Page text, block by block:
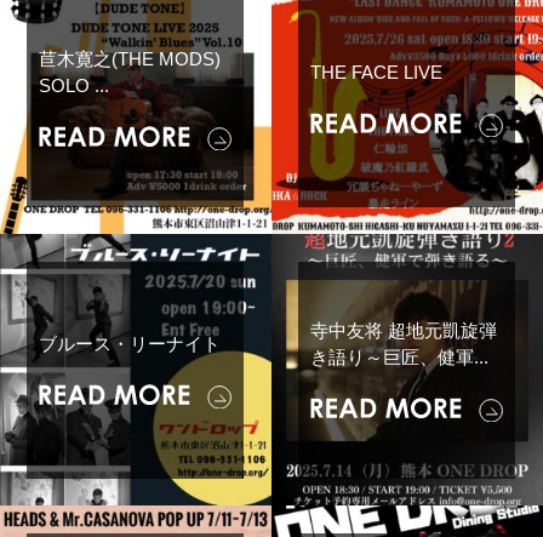
苣木寛之(THE MODS)
SOLO ...
THE FACE LIVE
ブルース・リーナイト
寺中友将 超地元凱旋弾
き語り～巨匠、健軍...